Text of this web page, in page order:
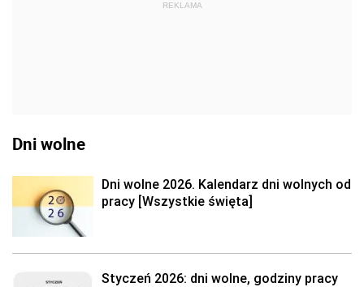
REKLAMA
Dni wolne
Dni wolne 2026. Kalendarz dni wolnych od
pracy [Wszystkie święta]
Styczeń 2026: dni wolne, godziny pracy